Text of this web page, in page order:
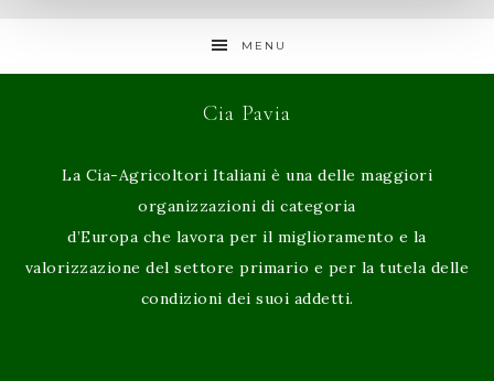
MENU
Cia Pavia
La Cia-Agricoltori Italiani è una delle maggiori
organizzazioni di categoria
d’Europa che lavora per il miglioramento e la
valorizzazione del settore primario e per la tutela delle
condizioni dei suoi addetti.